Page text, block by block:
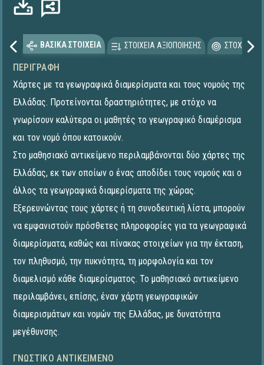
ΒΑΣΙΚΑ ΣΤΟΙΧΕΙΑ ΣΤΟΙΧΕΙΑ ΑΞΙΟΠΟΙΗΣΗΣ
ΠΕΡΙΓΡΑΦΉ
Χάρτες με τα γεωγραφικά διαμερίσματα και τους νομούς της
Ελλάδας. Προτείνονται δραστηριότητες, με στόχο να
γνωρίσουν καλύτερα οι μαθητές το γεωγραφικό διαμέρισμα
και τον νομό όπου κατοικούν.
Στο μαθησιακό αντικείμενο περιλαμβάνονται δύο χάρτες της
Ελλάδας, εκ των οποίων ο ένας αποδίδει τους νομούς και ο
άλλος τα γεωγραφικά διαμερίσματα της χώρας.
Εξερευνώντας τους χάρτες ή τη συνοδευτική λίστα, μπορούν
να εμφανιστούν πρόσθετες πληροφορίες για τα γεωγραφικά
διαμερίσματα, καθώς και πίνακας στοιχείων για την έκταση,
τον πληθυσμό, την πυκνότητα, τη μορφολογία και τον
διαμελισμό κάθε διαμερίσματος. Το μαθησιακό αντικείμενο
περιλαμβάνει, επίσης, έναν χάρτη γεωγραφικών
διαμερισμάτων και νομών της Ελλάδας, με δυνατότητα
μεγέθυνσης.
ΓΝΩΣΤΙΚΌ ΑΝΤΙΚΕΊΜΕΝΟ